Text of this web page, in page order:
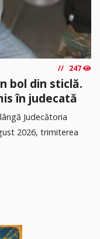
247
bol din sticlă.
în judecată
Judecătoria
2026, trimiterea